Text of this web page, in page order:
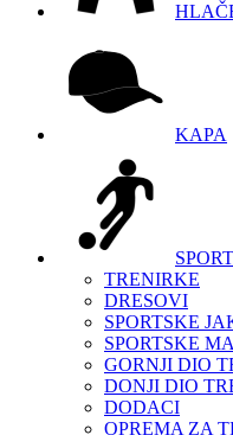
KAPA
SPORT
TRENIRKE
DRESOVI
SPORTSKE
SPORTSKE
GORNJI DIO
DONJI DIO
DODACI
OPREMA ZA